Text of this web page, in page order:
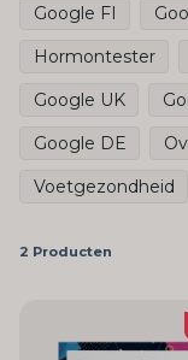
Google FI
Hormontester
Google UK
Google DE
Voetgezondheid
2 Producten